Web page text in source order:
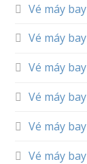
Vé máy
Vé máy
Vé máy
Vé máy
Vé máy
Vé máy